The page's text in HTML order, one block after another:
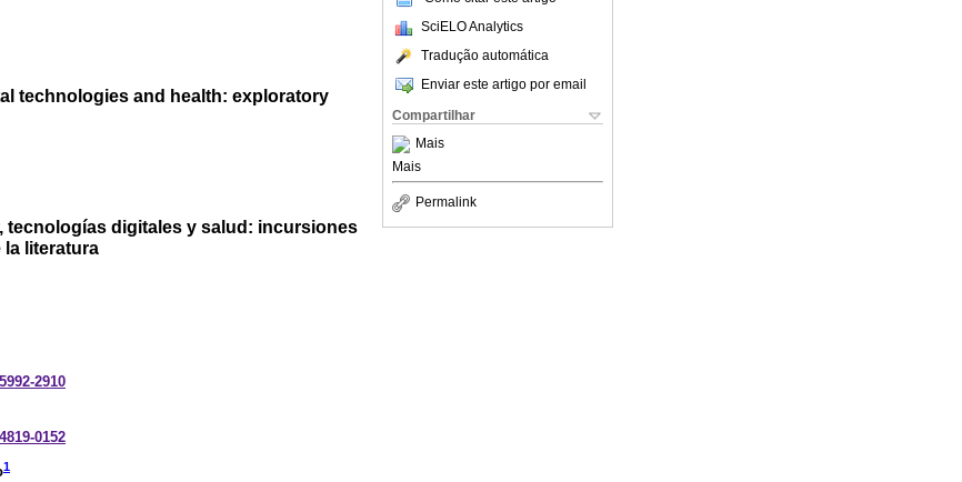
SciELO Analytics
Tradução automática
Enviar este artigo por email
Compartilhar
Mais
Mais
Permalink
technologies and health: exploratory
tecnologías digitales y salud: incursiones
la literatura
2910
0152
1